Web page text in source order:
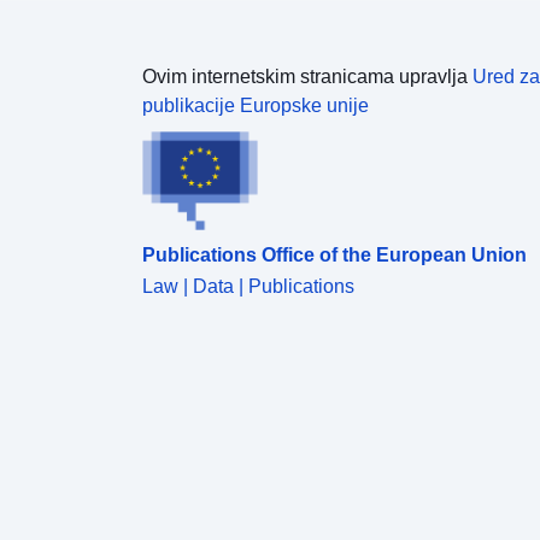
Ovim internetskim stranicama upravlja Ured za
publikacije Europske unije
Publications Office of the European Union
Law | Data | Publications